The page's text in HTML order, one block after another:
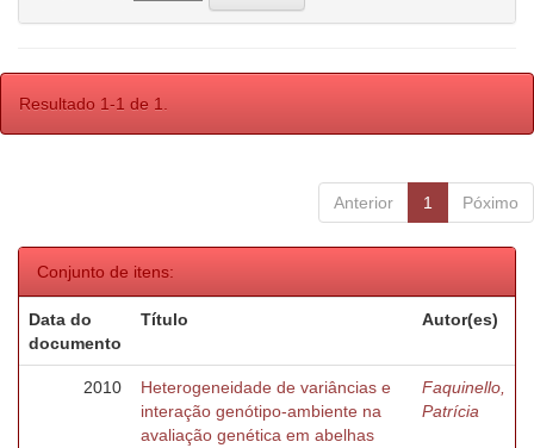
Resultado 1-1 de 1.
Anterior 1 Póximo
Conjunto de itens:
Data do
documento
Título Autor(es)
2010
Heterogeneidade de variâncias e
interação genótipo-ambiente na
avaliação genética em abelhas
Faquinello,
Patrícia